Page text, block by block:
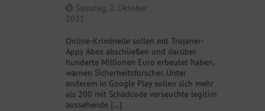
Samstag, 2. Oktober
2021
Online-Kriminelle sollen mit Trojaner-
Apps Abos abschließen und darüber
hunderte Millionen Euro erbeutet haben,
warnen Sicherheitsforscher. Unter
anderem in Google Play sollen sich mehr
als 200 mit Schadcode verseuchte legitim
aussehende […]